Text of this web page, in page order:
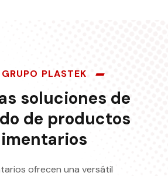
GRUPO PLASTEK
soluciones de
de productos
ofrecen una versátil